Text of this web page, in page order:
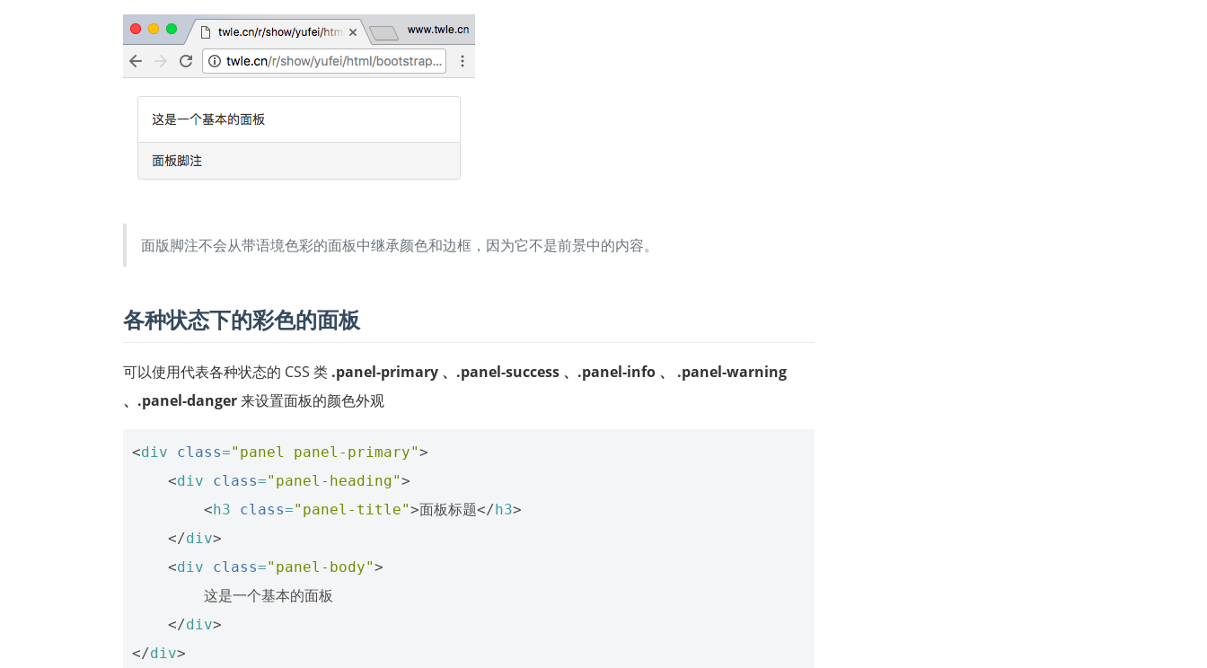
面版脚注不会从带语境色彩的面板中继承颜色和边框，因为它不是前景中的内容。
各种状态下的彩色的面板
可以使用代表各种状态的 CSS 类 .panel-primary 、.panel-success 、.panel-info 、 .panel-warning
、.panel-danger来设置面板的颜色外观
<div class="panel panel-primary">
<div class="panel-heading">
<h3 class="panel-title">面板标题</h3>
</div>
<div class="panel-body">
</div>
</div>